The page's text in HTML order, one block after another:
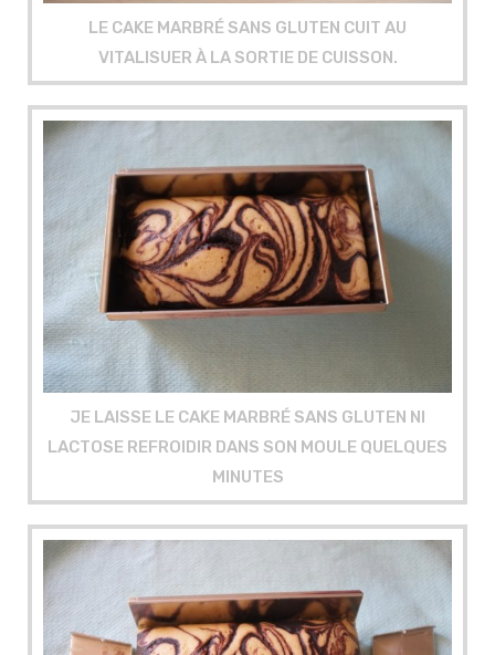
LE CAKE MARBRÉ SANS GLUTEN CUIT AU
VITALISUER À LA SORTIE DE CUISSON.
JE LAISSE LE CAKE MARBRÉ SANS GLUTEN NI
LACTOSE REFROIDIR DANS SON MOULE QUELQUES
MINUTES